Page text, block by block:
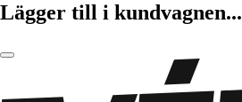
Lägger till i kundvagnen...